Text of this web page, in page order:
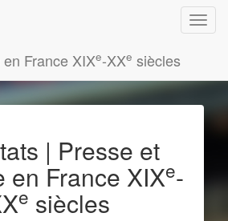
France XIXe-XXe siècles
| Presse et
en France XIXe-
e siècles